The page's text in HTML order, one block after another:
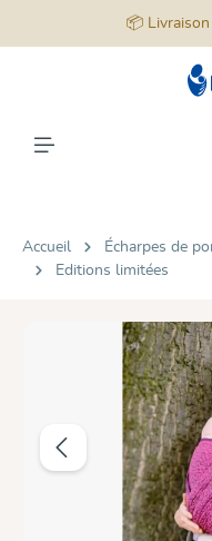
📦
Accueil Écharpes de
Editions limitées
Ignorer la galerie d'images